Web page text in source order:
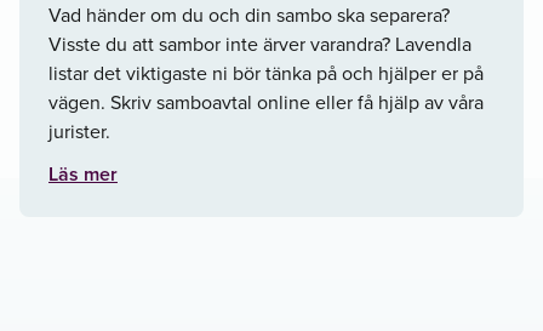
Vad händer om du och din sambo ska separera?
Visste du att sambor inte ärver varandra? Lavendla
listar det viktigaste ni bör tänka på och hjälper er på
vägen. Skriv samboavtal online eller få hjälp av våra
jurister.
Läs mer